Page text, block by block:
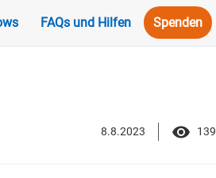
FAQs und Hilfen Spenden
8.8.2023 139